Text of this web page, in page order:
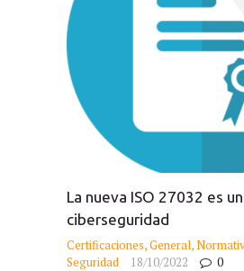
La nueva ISO 27032 es
ciberseguridad
Certificaciones,General,
Seguridad
18/10/2022 0